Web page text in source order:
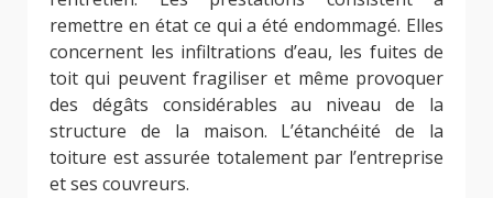
remettre en état ce qui a été endommagé. Elles
concernent les infiltrations d’eau, les fuites de
toit qui peuvent fragiliser et même provoquer
des dégâts considérables au niveau de la
structure de la maison. L’étanchéité de la
toiture est assurée totalement par l’entreprise
et ses couvreurs.